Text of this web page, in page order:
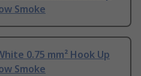
Smoke
0.75 mm² Hook Up
Smoke